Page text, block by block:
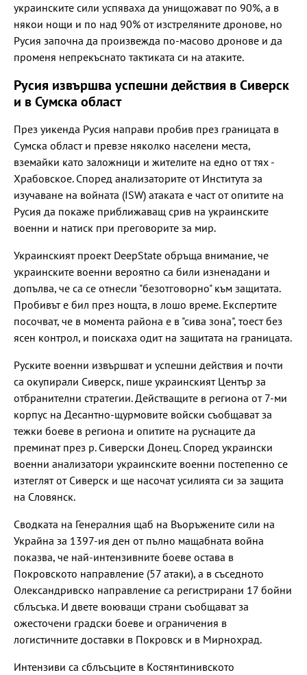
украинските сили успяваха да унищожават по 90%, а в
някои нощи и по над 90% от изстреляните дронове, но
Русия започна да произвежда по-масово дронове и да
променя непрекъснато тактиката си на атаките.
Русия извършва успешни действия в Сиверск
и в Сумска област
През уикенда Русия направи пробив през границата в
Сумска област и превзе няколко населени места,
вземайки като заложници и жителите на едно от тях -
Храбовское. Според анализаторите от Института за
изучаване на войната (ISW) атаката е част от опитите на
Русия да покаже приближаващ срив на украинските
военни и натиск при преговорите за мир.
Украинският проект DeepState обръща внимание, че
украинските военни вероятно са били изненадани и
допълва, че са се отнесли "безотговорно" към защитата.
Пробивът е бил през нощта, в лошо време. Експертите
посочват, че в момента района е в "сива зона", тоест без
ясен контрол, и поискаха одит на защитата на границата.
Руските военни извършват и успешни действия и почти
са окупирали Сиверск, пише украинският Център за
отбранителни стратегии. Действащите в региона от 7-ми
корпус на Десантно-щурмовите войски съобщават за
тежки боеве в региона и опитите на руснаците да
преминат през р. Сиверски Донец. Според украински
военни анализатори украинските военни постепенно се
изтеглят от Сиверск и ще насочат усилията си за защита
на Словянск.
Сводката на Генералния щаб на Въоръжените сили на
Украйна за 1397-ия ден от пълно мащабната война
показва, че най-интензивните боеве остава в
Покровското направление (57 атаки), а в съседното
Олександривско направление са регистрирани 17 бойни
сблъсъка. И двете воюващи страни съобщават за
ожесточени градски боеве и ограничения в
логистичните доставки в Покровск и в Мирнохрад.
Интензиви са сблъсъците в Костянтинивското